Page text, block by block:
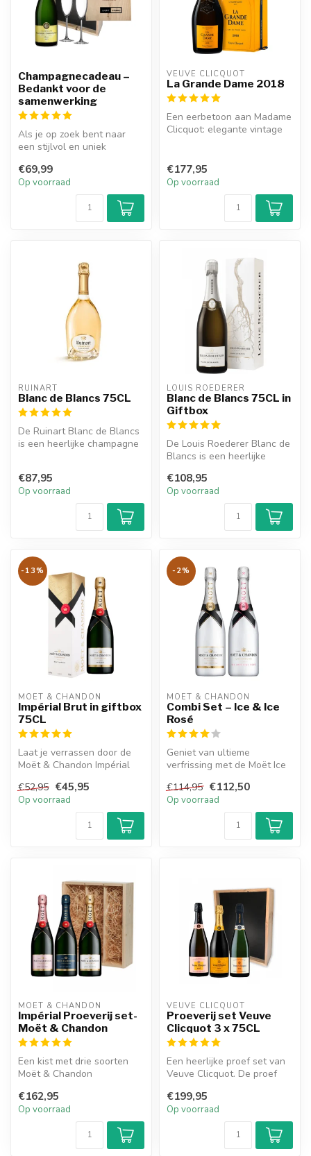
Champagnecadeau –
Bedankt voor de
samenwerking
Als je op zoek bent naar
een stijlvol en uniek
gepersona...
€69,99
Op voorraad
VEUVE CLICQUOT
La Grande Dame 2018
Een eerbetoon aan Madame
Clicquot: elegante vintage
€177,95
Op voorraad
RUINART
Blanc de Blancs 75CL
De Ruinart Blanc de Blancs
is een heerlijke champagne
€87,95
Op voorraad
LOUIS ROEDERER
Blanc de Blancs 75CL in
Giftbox
De Louis Roederer Blanc de
Blancs is een heerlijke
ver...
€108,95
Op voorraad
-13%
MOËT & CHANDON
Impérial Brut in giftbox
75CL
Laat je verrassen door de
Moët & Chandon Impérial
€52,95 €45,95
Op voorraad
-2%
MOËT & CHANDON
Combi Set – Ice & Ice
Rosé
Geniet van ultieme
verfrissing met de Moët Ice
Speciaal on...
€114,95 €112,50
Op voorraad
MOËT & CHANDON
Impérial Proeverij set-
Moët & Chandon
Een kist met drie soorten
Moët & Chandon
kist bevat een...
€162,95
Op voorraad
VEUVE CLICQUOT
Proeverij set Veuve
Clicquot 3 x 75CL
Een heerlijke proef set van
Veuve Clicquot. De proef
€199,95
Op voorraad